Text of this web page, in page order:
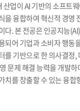
산업이 AI 기반의 소프트
을 융합하여 혁신적 경영
다. 본 전공은 인공지능
되어 기업과 소비자 행동
를 기반으로 한 의사결정,
문제 해결 능력을 개발
치를 창출할 수 있는 융합